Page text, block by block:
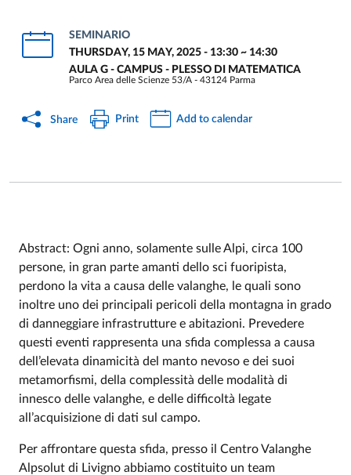
SEMINARIO
THURSDAY, 15 MAY, 2025 - 13:30 ~ 14:30
AULA G - CAMPUS - PLESSO DI MATEMATICA
Parco Area delle Scienze 53/A - 43124 Parma
Share Print Add to calendar
Event description
Abstract: Ogni anno, solamente sulle Alpi, circa 100
persone, in gran parte amanti dello sci fuoripista,
perdono la vita a causa delle valanghe, le quali sono
inoltre uno dei principali pericoli della montagna in grado
di danneggiare infrastrutture e abitazioni. Prevedere
questi eventi rappresenta una sfida complessa a causa
dell’elevata dinamicità del manto nevoso e dei suoi
metamorfismi, della complessità delle modalità di
innesco delle valanghe, e delle difficoltà legate
all’acquisizione di dati sul campo.
Per affrontare questa sfida, presso il Centro Valanghe
Alpsolut di Livigno abbiamo costituito un team